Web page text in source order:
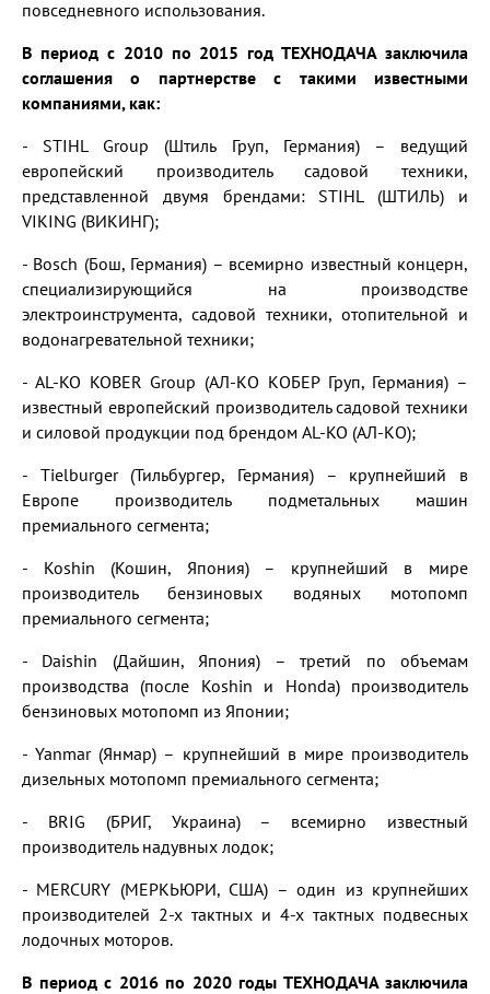
повседневного использования.
В период с 2010 по 2015 год ТЕХНОДАЧА заключила
соглашения о партнерстве с такими известными
компаниями, как:
- STIHL Group (Штиль Груп, Германия) – ведущий
европейский производитель садовой техники,
представленной двумя брендами: STIHL (ШТИЛЬ) и
VIKING (ВИКИНГ);
- Bosch (Бош, Германия) – всемирно известный концерн,
специализирующийся на производстве
электроинструмента, садовой техники, отопительной и
водонагревательной техники;
- AL-KO KOBER Group (АЛ-КО КОБЕР Груп, Германия) –
известный европейский производитель садовой техники
и силовой продукции под брендом AL-KO (АЛ-КО);
- Tielburger (Тильбургер, Германия) – крупнейший в
Европе производитель подметальных машин
премиального сегмента;
- Koshin (Кошин, Япония) – крупнейший в мире
производитель бензиновых водяных мотопомп
премиального сегмента;
- Daishin (Дайшин, Япония) – третий по объемам
производства (после Koshin и Honda) производитель
бензиновых мотопомп из Японии;
- Yanmar (Янмар) – крупнейший в мире производитель
дизельных мотопомп премиального сегмента;
- BRIG (БРИГ, Украина) – всемирно известный
производитель надувных лодок;
- MERCURY (МЕРКЬЮРИ, США) – один из крупнейших
производителей 2-х тактных и 4-х тактных подвесных
лодочных моторов.
В период с 2016 по 2020 годы ТЕХНОДАЧА заключила